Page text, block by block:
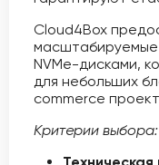
Cloud4Box
NVMe-дисками,
для небольших
commerce
Критерии выбора: